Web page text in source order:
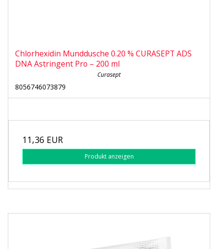
Chlorhexidin Munddusche 0.20 % CURASEPT ADS
DNA Astringent Pro – 200 ml
Curasept
8056746073879
11,36 EUR
Produkt anzeigen